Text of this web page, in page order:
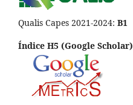
Qualis Capes 2021-2024: B1
Índice H5 (Google Scholar)